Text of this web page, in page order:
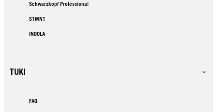
Schwarzkopf Professional
STMNT
INDOLA
TUKI
FAQ